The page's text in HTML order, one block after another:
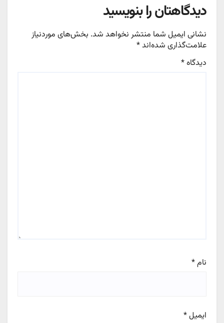
دیدگاهتان را بنویسید
نشانی ایمیل شما منتشر نخواهد شد. بخش‌های موردنیاز
علامت‌گذاری شده‌اند*
دیدگاه*
نام*
ایمیل*